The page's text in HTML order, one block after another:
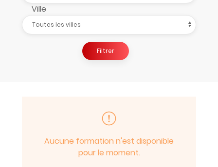
Ville
Filtrer
Aucune formation n'est disponible
pour le moment.